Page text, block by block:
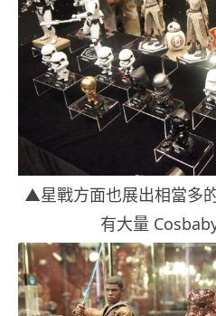
▲星戰方面也展出相當多
有大量